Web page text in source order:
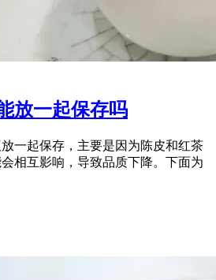
放一起保存吗
一起保存，主要是因为陈皮和红茶
相互影响，导致品质下降。下面为